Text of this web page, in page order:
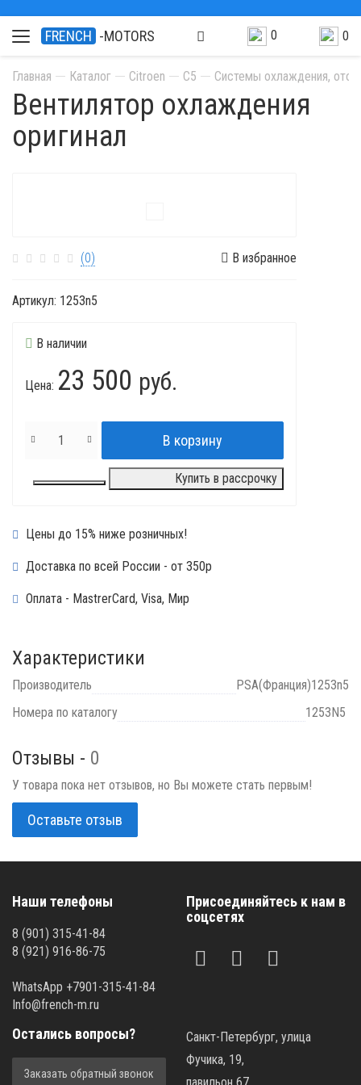
FRENCH -MOTORS 0 0
Главная Каталог Citroen C5 Системы охлаждения,
Вентилятор охлаждения
оригинал
(0) В избранное
Артикул: 1253n5
В наличии
Цена: 23 500 руб.
Купить в рассрочку
Цены до 15% ниже розничных!
Доставка по всей России - от 350р
Оплата - MastrerCard, Visa, Мир
Характеристики
Производитель
PSA(Франция)1253n5
Номера по каталогу
1253N5
Отзывы - 0
У товара пока нет отзывов, но Вы можете стать первым!
Оставьте отзыв
Наши телефоны
8 (901) 315-41-84
8 (921) 916-86-75
WhatsApp +7901-315-41-84
Info@french-m.ru
Присоединяйтесь к нам в
соцсетях
Остались вопросы?
Заказать обратный звонок
Санкт-Петербург, улица
Фучика, 19,